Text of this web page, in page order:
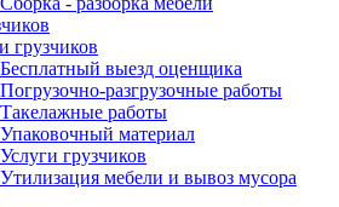
грузчиков
Бесплатный выезд оценщика
Погрузочно-разгрузочные работы
Такелажные работы
Упаковочный материал
Услуги грузчиков
Утилизация мебели и вывоз мусора